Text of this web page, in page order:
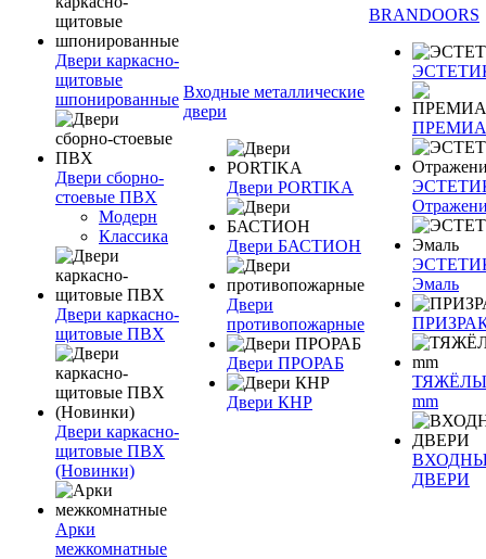
Двери каркасно-
щитовые
шпонированные
Двери сборно-
стоевые ПВХ
Модерн
Классика
Двери каркасно-
щитовые ПВХ
Двери каркасно-
щитовые ПВХ
(Новинки)
Арки
межкомнатные
Входные металлические
двери
Двери PORTIKA
Двери БАСТИОН
Двери
противопожарные
Двери ПРОРАБ
Двери КНР
BRANDOORS
Эмаль
mm
ДВЕРИ